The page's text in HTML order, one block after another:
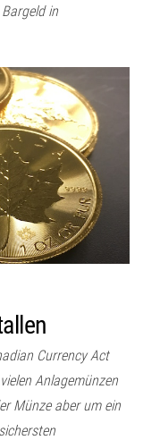
in
Currency Act
Anlagemünzen
Münze aber um ein